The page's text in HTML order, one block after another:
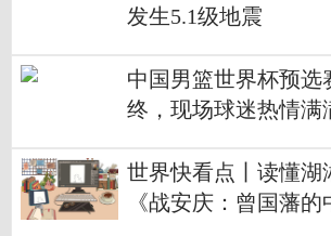
发生5.1级地震
中国男篮世界杯预选
终，现场球迷热情满
世界快看点丨读懂湖
《战安庆：曾国藩